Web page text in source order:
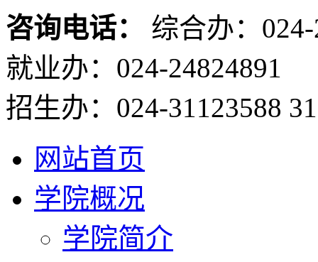
咨询电话：
综合办：
就业办：024-24824891
招生办：024-31123588
网站首页
学院概况
学院简介